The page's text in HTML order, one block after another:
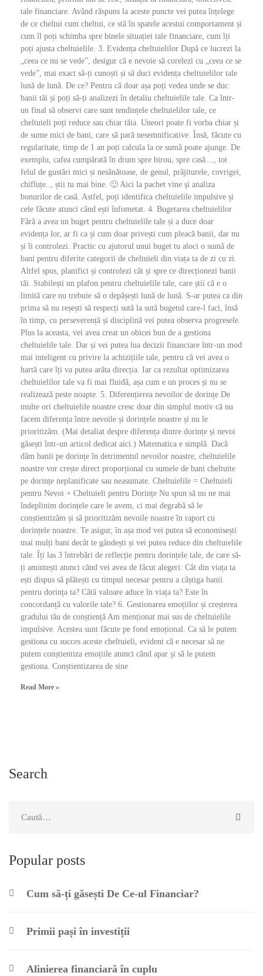
tale financiare. Având răspuns la aceste puncte vei putea înțelege
de ce cheltui cum cheltui, ce stă în spatele acestui comportament și
cum îl poți schimba spre binele situației tale financiare, cum îți
poți ajusta cheltuielile. 3. Evidența cheltuielilor După ce lucrezi la
„ceea ce nu se vede”, desigur că e nevoie să corelezi cu „ceea ce se
vede”, mai exact să-ți cunoști și să duci evidența cheltuielilor tale
lună de lună. De ce? Pentru că doar așa poți vedea unde se duc
banii tăi și poți să-ți analizezi în detaliu cheltuielile tale. Ca într-
un final să observi care sunt tendințele cheltuielilor tale, ce
cheltuieli poți reduce sau chiar tăia. Uneori poate fi vorba chiar și
de sume mici de bani, care să pară nesemnificative. Însă, făcute cu
regularitate, timp de 1 an poți calcula la ce sumă poate ajunge. De
exemplu, cafea cumpărată în drum spre birou, spre casă…, tot
felul de gustări mici și nesănătoase, de genul, prăjiturele, covrigei,
chifluțe.., știi tu mai bine. 🙂 Aici la pachet vine și analiza
bonurilor de casă. Astfel, poți identifica cheltuielile impulsive și
cele făcute atunci când ești înfometat. 4. Bugetarea cheltuielilor
Fără a avea un buget pentru cheltuielile tale și a duce doar
evidența lor, ar fi ca și cum doar privești cum pleacă banii, dar nu
și îi controlezi. Practic cu ajutorul unui buget tu aloci o sumă de
bani pentru diferite categorii de cheltuieli din viața ta de zi cu zi.
Altfel spus, planifici și controlezi cât și spre ce direcționezi banii
tăi. Stabilești un plafon pentru cheltuielile tale, care știi că e o
limită care nu trebuie să o depășești lună de lună. S-ar putea ca din
prima să nu reșești să respecți sută la sută bugetul care-l faci, însă
în timp, cu perseverență și disciplină vei putea observa progresele.
Plus la aceasta, vei avea creat un obicei bun de a gestiona
cheltuielile tale. Dar și vei putea lua decizii financiare într-un mod
mai inteligent cu privire la achizițiile tale, pentru că vei avea o
hartă care îți va putea arăta direcția. Iar ca rezultat optimizarea
cheltuielilor tale va fi mai fluidă, așa cum e un proces și nu se
realizează peste noapte. 5. Diferențierea nevoilor de dorințe De
multe ori cheltuielile noastre cresc doar din simplul motiv că nu
facem diferența între nevoile și dorințele noastre și nu le
prioritizăm. (Mai detaliat despre diferența dintre dorințe și nevoi
găsești într-un articol dedicat aici.) Matematica e simplă. Dacă
dăm banii pe dorințe în detrimentul nevoilor noastre, cheltuielile
noastre vor crește direct proporțional cu sumele de bani cheltuite
pe dorințe neplanificate sau neasumate. Cheltuielile = Cheltuieli
pentru Nevoi + Cheltuieli pentru Dorințe Nu spun să nu ne mai
îndeplinim dorințele care le avem, ci mai degrabă să le
conștientizăm și să prioritizăm nevoile noastre în raport cu
dorințele noastre. Te asigur, în așa mod vei putea să economisești
mai mulți bani decât te gândești și vei putea reduce din cheltuielile
tale. Îți las 3 întrebări de reflecție pentru dorințele tale, de care să-
ți amintești atunci când vei avea de făcut alegeri: Cât din viața ta
ești dispus să plătești cu timpul necesar pentru a câștiga banii
pentru dorința ta? Câtă valoare aduce în viața ta? Este în
concordanță cu valorile tale? 6. Gestionarea emoțiilor și creșterea
gradului tău de conștiență Am menționat mai sus de cheltuielile
impulsive. Acestea sunt făcute pe fond emoțional. Ca să le putem
gestiona cu succes aceste cheltuieli, evident că e necesar să ne
putem conștientiza emoțiile atunci când apar și să le putem
gestiona. Conștientizarea de sine
Read More »
Search
Popular posts
Cum să-ți găsești De Ce-ul Financiar?
Primii pași în investiții
Alinierea financiară în cuplu